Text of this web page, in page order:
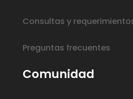
Consultas y
Preguntas frecuentes
Comunidad